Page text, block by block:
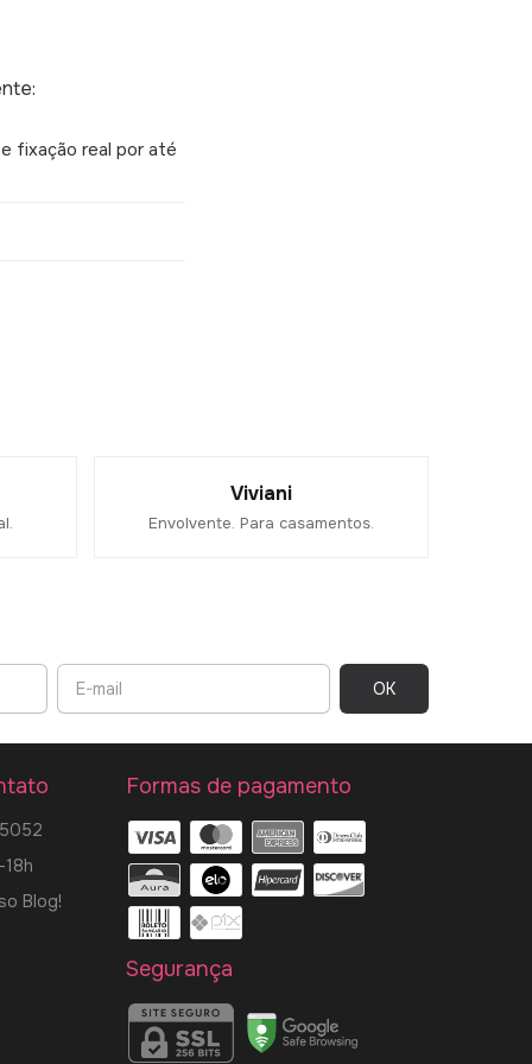
fixação real por até
Viviani
Envolvente. Para casamentos.
Blog!
Formas de pagamento
Segurança